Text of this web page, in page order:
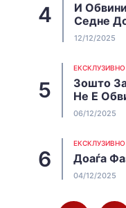
И
Седне
12/12/2025
EКСКЛУЗИВНО
Зошто
Не Е
06/12/2025
EКСКЛУЗИВНО
Доаѓа
04/12/2025